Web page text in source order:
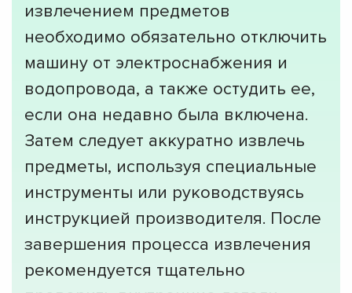
извлечением предметов
необходимо обязательно отключить
машину от электроснабжения и
водопровода, а также остудить ее,
если она недавно была включена.
Затем следует аккуратно извлечь
предметы, используя специальные
инструменты или руководствуясь
инструкцией производителя. После
завершения процесса извлечения
рекомендуется тщательно